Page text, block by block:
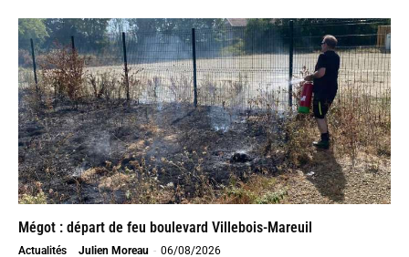
Mégot : départ de feu boulevard Villebois-Mareuil
Actualités Julien Moreau - 06/08/2026